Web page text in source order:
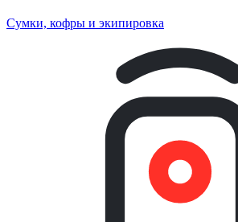
Сумки, кофры и экипировка